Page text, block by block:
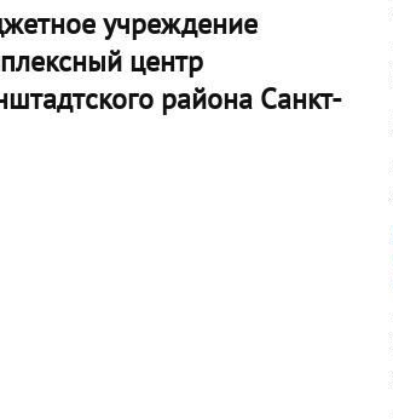
учреждение
центр
района Санкт-